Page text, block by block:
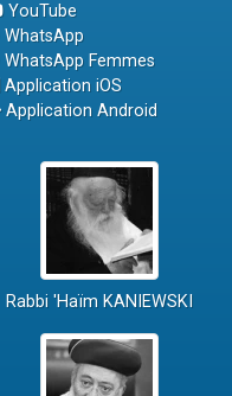
YouTube
WhatsApp
WhatsApp Femmes
Application iOS
Application Android
Rabbi 'Haïm KANIEWSKI